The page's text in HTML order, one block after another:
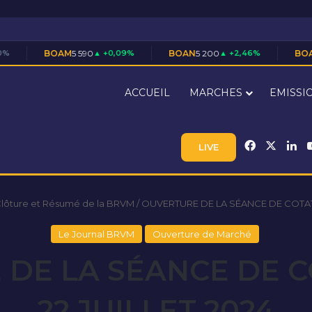
▲ +0,09% BOAN ▲ +2,46% BOAS ▲
ACCUEIL MARCHES
LIVE Facebook
et Résumé de la BRVM / OUVERTURE DE LA SÉANCE DE
Le Journal BRVM Ouverture de Marché